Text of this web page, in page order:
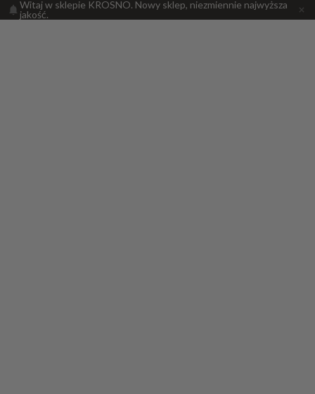
Witaj w sklepie KROSNO. Nowy sklep, niezmiennie najwyższa
jakość.